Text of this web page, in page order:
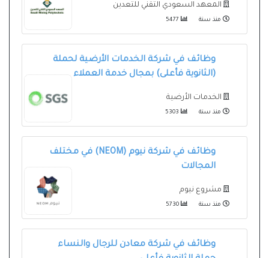
المعهد السعودي التقني للتعدين
منذ سنة
وظائف في شركة الخدمات الأرضية لحملة
(الثانوية فأعلى) بمجال خدمة العملاء
الخدمات الأرضية
منذ سنة
وظائف في شركة نيوم (NEOM) في مختلف
المجالات
مشروع نيوم
منذ سنة
وظائف في شركة معادن للرجال والنساء